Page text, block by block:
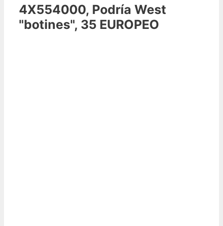
4X554000, Podría West
"botines", 35 EUROPEO